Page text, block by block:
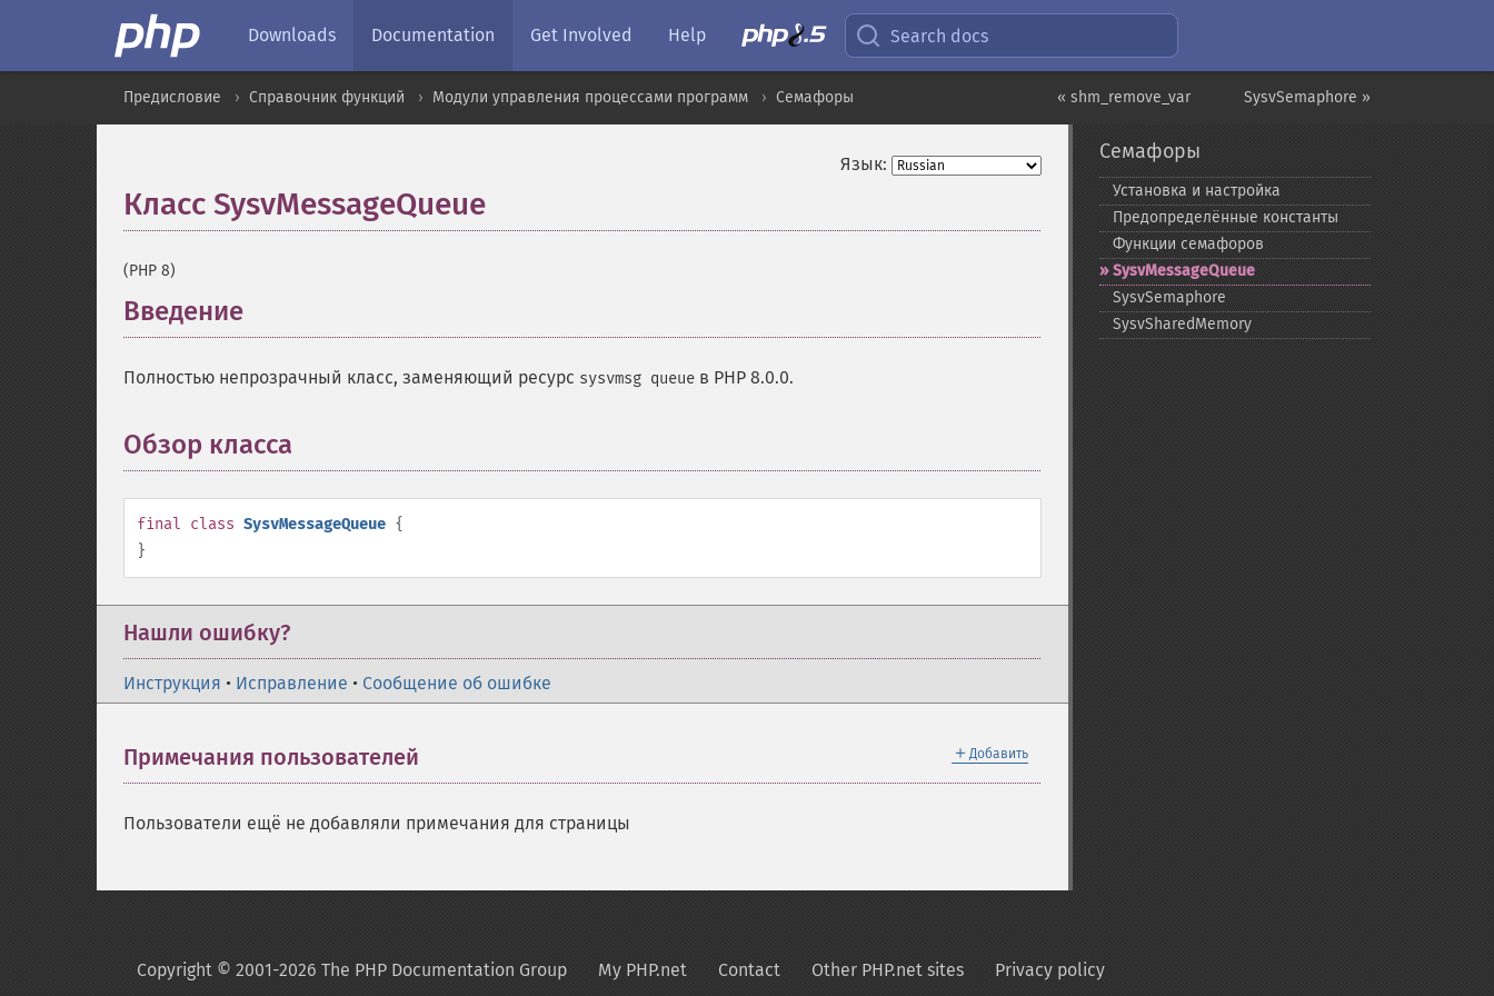
Downloads Documentation Get Involved Help Search docs
SysvSemaphore »
« shm_remove_var
Предисловие Справочник функций Модули управления процессами программ Семафоры
Язык:
Класс SysvMessageQueue
(PHP 8)
Введение
Полностью непрозрачный класс, заменяющий ресурс sysvmsg queue в PHP 8.0.0.
Обзор класса
final class SysvMessageQueue {
}
Нашли ошибку?
Инструкция • Исправление • Сообщение об ошибке
＋ Добавить
Примечания пользователей
Пользователи ещё не добавляли примечания для страницы
Семафоры
Установка и настройка
Предопределённые константы
Функции семафоров
SysvMessageQueue
SysvSemaphore
SysvSharedMemory
Copyright © 2001-2026 The PHP Documentation Group My PHP.net Contact Other PHP.net sites Privacy policy